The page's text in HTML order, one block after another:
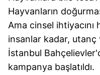
Hayvanların
Ama cinsel
insanlar kadar,
İstanbul
kampanya başlatıldı.